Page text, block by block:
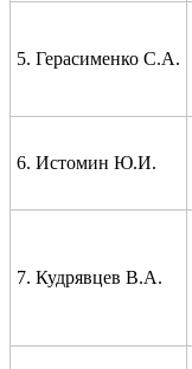
5. Герасименко С.А.
6. Истомин Ю.И.
7. Кудрявцев В.А.